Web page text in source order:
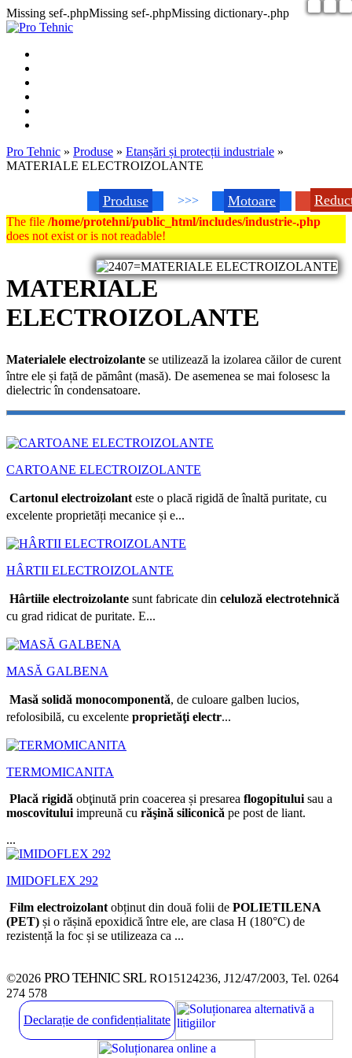
Missing sef-.phpMissing sef-.phpMissing dictionary-.php
Pro Tehnic » Produse » Etanșări și protecții industriale »
MATERIALE ELECTROIZOLANTE
Produse >>> Motoare
The file /home/protehni/public_html/includes/industrie-.php
does not exist or is not readable!
MATERIALE
ELECTROIZOLANTE
Materialele electroizolante se utilizează la izolarea căilor de curent
între ele și față de pământ (masă). De asemenea se mai folosesc la
dielectric în condensatoare.
CARTOANE ELECTROIZOLANTE
Cartonul electroizolant este o placă rigidă de înaltă puritate, cu
excelente proprietăți mecanice și e...
HÂRTII ELECTROIZOLANTE
Hârtiile electroizolante sunt fabricate din celuloză electrotehnică
cu grad ridicat de puritate. E...
MASĂ GALBENA
Masă solidă monocomponentă, de culoare galben lucios,
refolosibilă, cu excelente proprietăţi electr...
TERMOMICANITA
Placă rigidă obţinută prin coacerea și presarea flogopitului sau a
moscovitului impreună cu răşină siliconică pe post de liant.
...
IMIDOFLEX 292
Film electroizolant obținut din două folii de POLIETILENA
(PET) și o rășină epoxidică între ele, are clasa H (180°C) de
rezistență la foc și se utilizeaza ca ...
©2026 PRO TEHNIC SRL RO15124236, J12/47/2003, Tel. 0264
274 578
Declarație de confidențialitate